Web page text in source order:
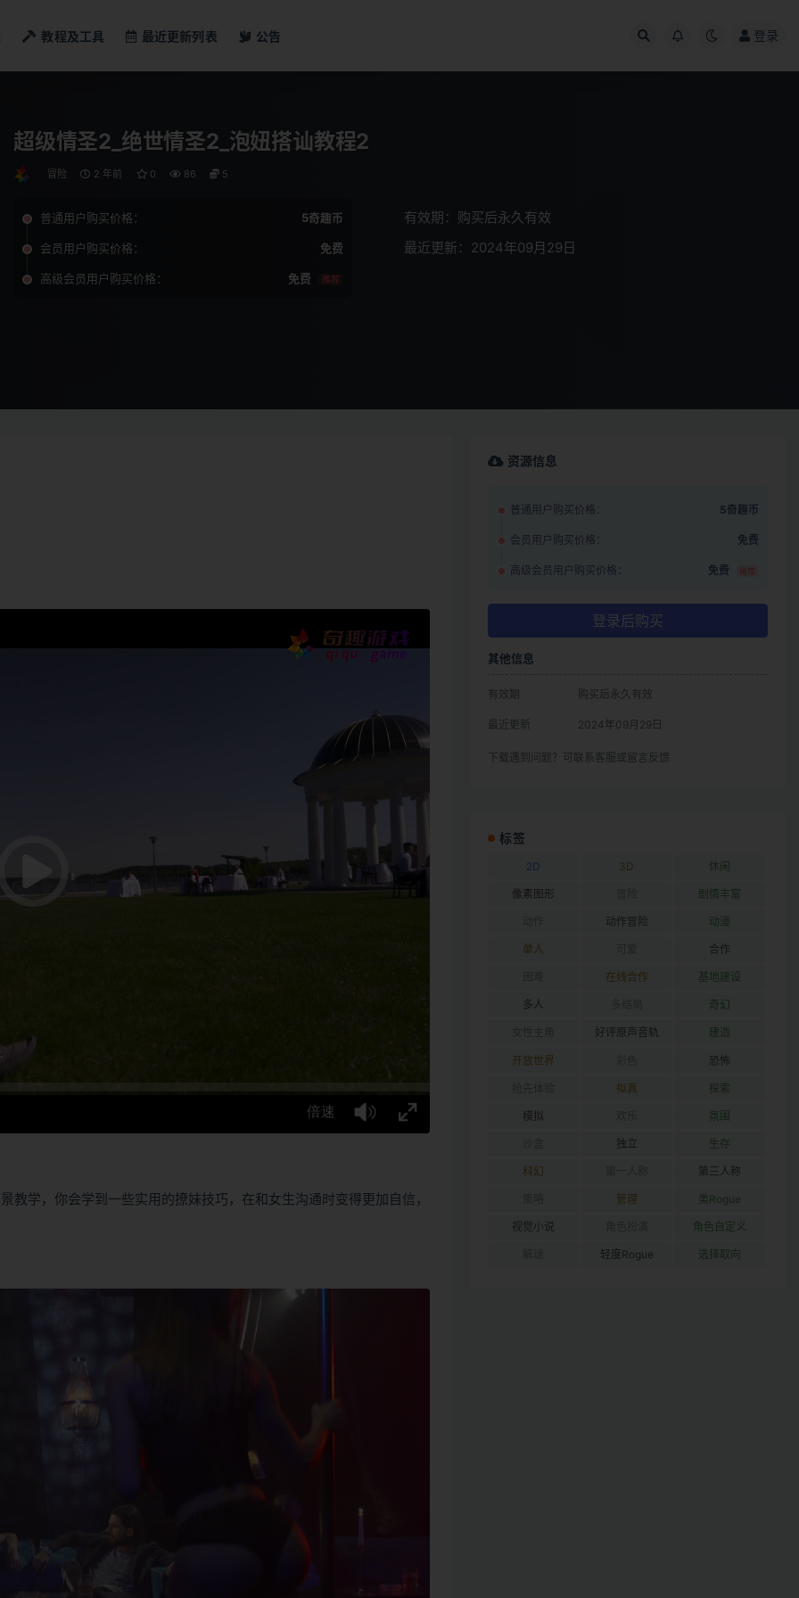
教程及工具 最近更新列表 公告 登录
超级情圣2_绝世情圣2_泡妞搭讪教程2
冒险 2 年前 0 86 5
普通用户购买价格： 5奇趣币
会员用户购买价格： 免费
高级会员用户购买价格： 免费 推荐
有效期：购买后永久有效
最近更新：2024年09月29日
学，你会学到一些实用的撩妹技巧，在和女生沟通时变得更加自信，
资源信息
普通用户购买价格： 5奇趣币
会员用户购买价格： 免费
高级会员用户购买价格： 免费 推荐
登录后购买
其他信息
有效期 购买后永久有效
最近更新 2024年09月29日
下载遇到问题？可联系客服或留言反馈
标签
2D 3D 休闲
像素图形 剧情丰富
动作冒险 动漫
单人 合作
在线合作 基地建设
多人 奇幻
好评原声音轨 建造
开放世界 恐怖
拟真 探索
模拟 氛围
独立 生存
科幻 第三人称
管理 类Rogue
视觉小说 角色自定义
轻度Rogue 选择取向